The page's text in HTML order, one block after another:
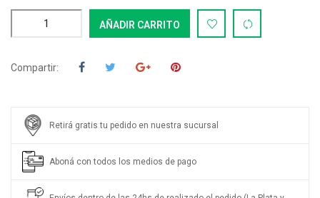
AÑADIR CARRITO
Compartir:
Retirá gratis tu pedido en nuestra sucursal
Aboná con todos los medios de pago